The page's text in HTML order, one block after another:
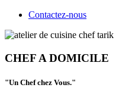
Contactez-nous
CHEF A DOMICILE
"Un Chef chez Vous."